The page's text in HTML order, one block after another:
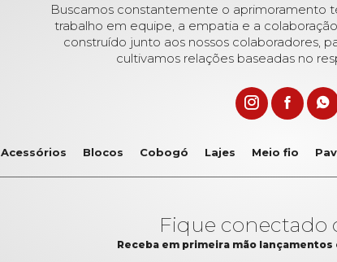
Buscamos constantemente o aprimoramento
trabalho em equipe, a empatia e a
construído junto aos nossos colaboradores,
cultivamos relações baseadas no
Acessórios Blocos Cobogó Lajes Meio fio
Fique conectado
Receba em primeira mão